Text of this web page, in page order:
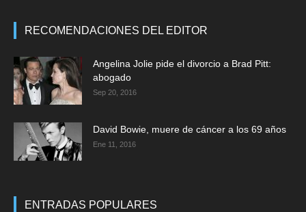
RECOMENDACIONES DEL EDITOR
Angelina Jolie pide el divorcio a Brad Pitt:
abogado
Sep 20, 2016
David Bowie, muere de cáncer a los 69 años
Ene 11, 2016
ENTRADAS POPULARES